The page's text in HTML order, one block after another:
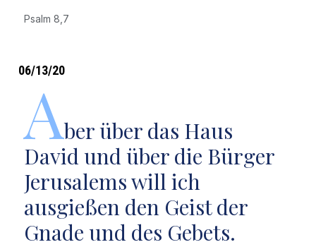
Psalm 8,7
06/13/20
Aber über das Haus
David und über die Bürger
Jerusalems will ich
ausgießen den Geist der
Gnade und des Gebets.